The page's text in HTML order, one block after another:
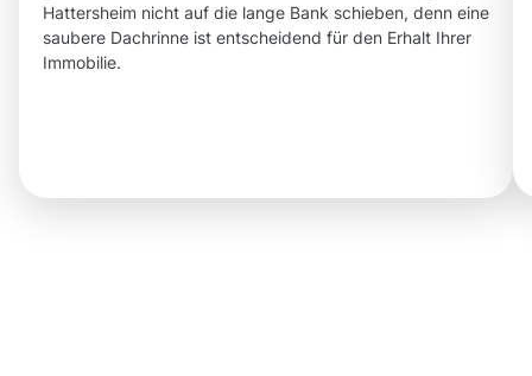
Hattersheim nicht auf die lange Bank schieben, denn eine
saubere Dachrinne ist entscheidend für den Erhalt Ihrer
Immobilie.